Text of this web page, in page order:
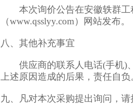
本次询价公告在安徽轶群工
（www.qsslyy.com）
网站发布。
八、 其他补充事宜
供应商的联系人电话(手机)
上述原因造成的后果，责任自负
九、凡对本次采购提出询问，请